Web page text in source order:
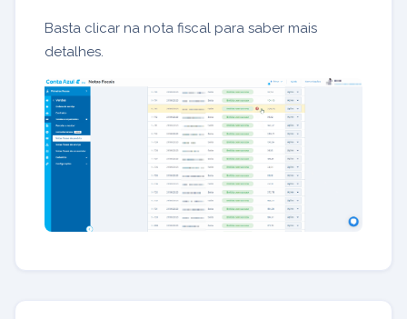
Basta clicar na nota fiscal para saber mais
detalhes.